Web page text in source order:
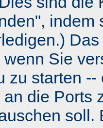
indem
wenn Sie
zu starten
die Ports
soll.